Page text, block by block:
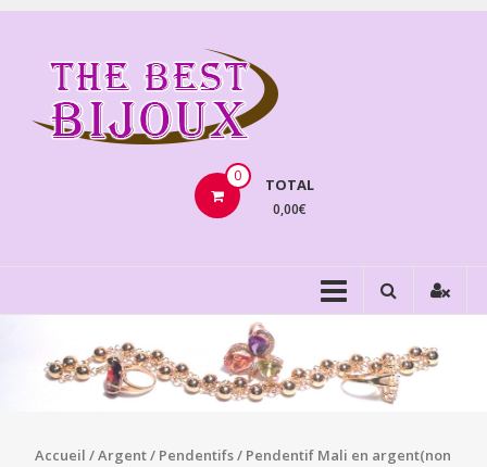
Aller
contenu
0 TOTAL
0,00€
Accueil /Argent/ Pendentifs/ Pendentif Mali en argent(non